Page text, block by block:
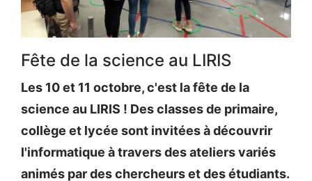
Fête de la science au LIRIS
Les 10 et 11 octobre, c'est la fête de la
science au LIRIS ! Des classes de primaire,
collège et lycée sont invitées à découvrir
l'informatique à travers des ateliers variés
animés par des chercheurs et des étudiants.